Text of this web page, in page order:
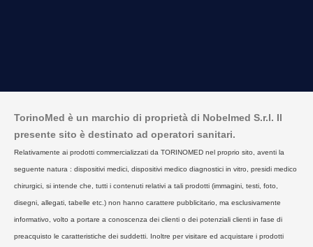
TorinoMed è un marchio di proprietà di Nobelmed S.r.l. Il
presente sito è destinato ad operatori sanitari.
Relativamente ai prodotti commercializzati da TORINOMED nel proprio sito, aventi la
seguente natura : dispositivi medici, dispositivi medico diagnostici in vitro, presidi medico
chirurgici, si intende che, tutti i contenuti relativi a tali prodotti (immagini, testi, foto,
disegni, allegati, tabelle etc.) non hanno carattere pubblicitario, ma esclusivamente
informativo, volto a portare a conoscenza dei clienti o dei potenziali clienti in fase di
preacquisto le caratteristiche dei suddetti. Inoltre per visitare ed acquistare i prodotti